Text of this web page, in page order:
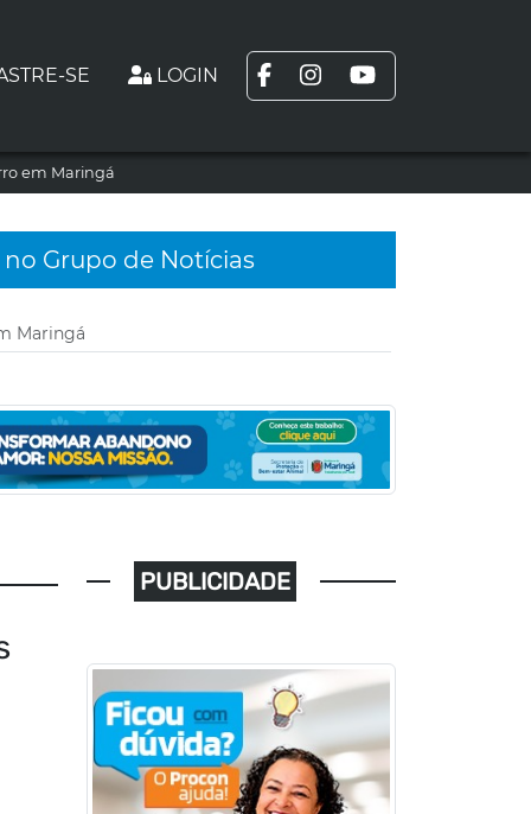
SE LOGIN
em Maringá
Grupo de Notícias
Maringá
PUBLICIDADE